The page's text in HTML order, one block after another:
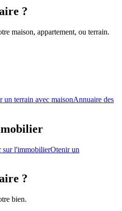
?
maison, appartement, ou terrain.
un terrain avec maisonAnnuaire des
sur l'immobilierOtenir un
?
bien.